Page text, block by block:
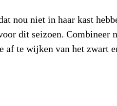
nou niet in haar kast
dit seizoen. Combineer
af te wijken van het zwart